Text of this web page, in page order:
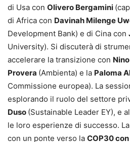
di Usa con Olivero Bergamini
di Africa con Davinah Milenge
Development Bank) e di Cina con
University). Si discuterà di
accelerare la transizione con
Provera (Ambienta) e la Paloma
Commissione europea). La
esplorando il ruolo del settore
Duso (Sustainable Leader EY), e
le loro esperienze di successo.
con un ponte verso la COP30